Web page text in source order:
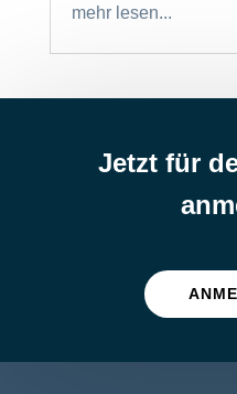
mehr lesen...
Jetzt für